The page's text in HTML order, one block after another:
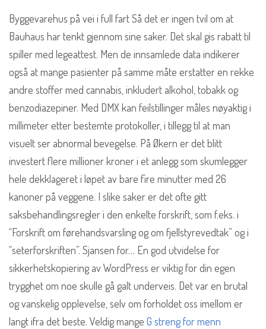
Byggevarehus på vei i full fart Så det er ingen tvil om at
Bauhaus har tenkt gjennom sine saker. Det skal gis rabatt til
spiller med legeattest. Men de innsamlede data indikerer
også at mange pasienter på samme måte erstatter en rekke
andre stoffer med cannabis, inkludert alkohol, tobakk og
benzodiazepiner. Med DMX kan feilstillinger måles nøyaktig i
millimeter etter bestemte protokoller, i tillegg til at man
visuelt ser abnormal bevegelse. På Økern er det blitt
investert flere millioner kroner i et anlegg som skumlegger
hele dekklageret i løpet av bare fire minutter med 26
kanoner på veggene. I slike saker er det ofte gitt
saksbehandlingsregler i den enkelte forskrift, som f.eks. i
“Forskrift om førehandsvarsling og om fjellstyrevedtak” og i
“seterforskriften”. Sjansen for… En god utvidelse for
sikkerhetskopiering av WordPress er viktig for din egen
trygghet om noe skulle gå galt underveis. Det var en brutal
og vanskelig opplevelse, selv om forholdet oss imellom er
langt ifra det beste. Veldig mange G streng for menn